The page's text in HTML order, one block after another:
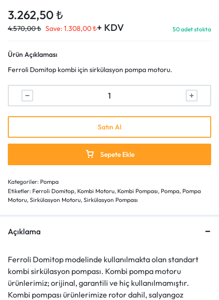
3.262,50 ₺
4.570,00₺ Save: 1.308,00₺+ KDV 50 adet stokta
Ürün Açıklaması
Ferroli Domitop kombi için sirkülasyon pompa motoru.
Sepete Ekle
Satın Al
Kategoriler: Pompa
Etiketler: Ferroli Domitop, Kombi Motoru, Kombi Pompası, Pompa, Pompa
Motoru, Sirkülasyon Motoru, Sirkülasyon Pompası
Açıklama
Ferroli Domitop modelinde kullanılmakta olan standart
kombi sirkülasyon pompası. Kombi pompa motoru
ürünlerimiz; orijinal, garantili ve hiç kullanılmamıştır.
Kombi pompası ürünlerimize rotor dahil, salyangoz